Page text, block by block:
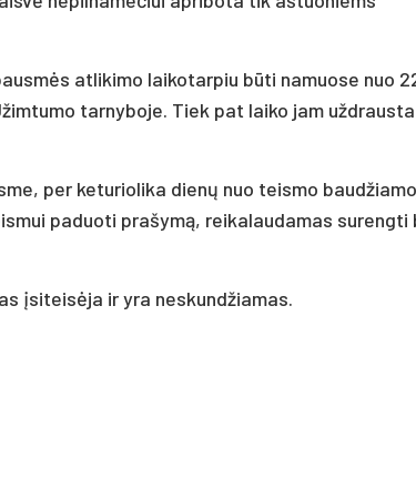
atlikimo laikotarpiu būti namuose nuo
tarnyboje. Tiek pat laiko jam uždrausta
per keturiolika dienų nuo teismo
paduoti prašymą, reikalaudamas surengti
įsiteisėja ir yra neskundžiamas.